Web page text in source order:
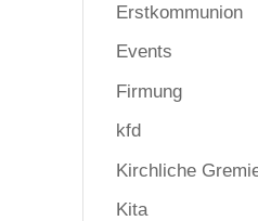
Erstkommunion
Events
Firmung
kfd
Kirchliche
Kita